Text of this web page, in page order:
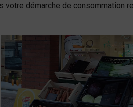
démarche de consommation